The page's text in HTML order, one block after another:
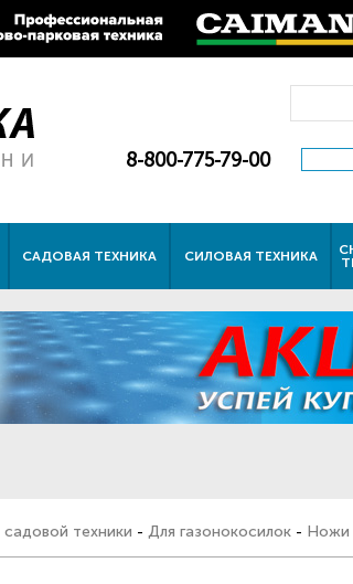
8-800-775-79-00
САДОВАЯ ТЕХНИКА СИЛОВАЯ ТЕХНИКА
техники - Для газонокосилок - Ножи